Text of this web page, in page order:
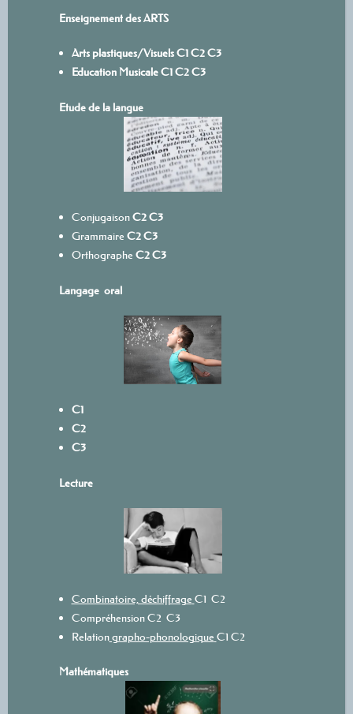
Enseignement des ARTS
Arts plastiques/VisuelsC1C2C3
Education MusicaleC1C2C3
Etude de la langue
ConjugaisonC2C3
Grammaire C2C3
Orthographe C2C3
Langage oral
C1
C2
C3
Lecture
Combinatoire, déchiffrage C1 C2
CompréhensionC2 C3
Relationgrapho-phonologique C1 C2
Mathématiques